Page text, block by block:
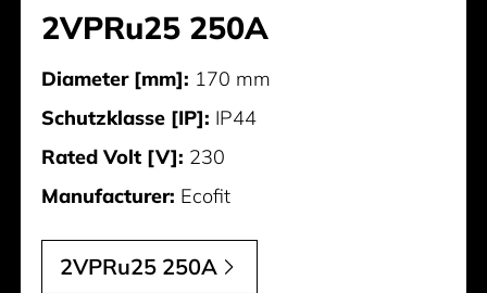
2VPRu25 250A
Diameter [mm]: 170 mm
Schutzklasse [IP]: IP44
Rated Volt [V]: 230
Manufacturer: Ecofit
2VPRu25 250A